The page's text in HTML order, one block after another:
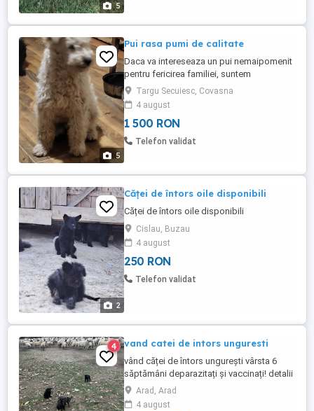
5
5
Pui rasa pumi de calitate
Daca va intereseaza un pui nemaipomenit
pentru fericirea familiei, suntem
disponibili inca patru baieti. Carnet de
sanatate la zi, chip, parinti cu pedigree din
Ungaria. Numai la casa pariculara, fara
lant sau cusca.
Targu Secuiesc, Covasna
4 august
1 500 RON
Telefon validat
2
Căței de întors oile disponibili
Căței de întors oile disponibili
Cislau, Buzau
4 august
250 RON
Telefon validat
4 vand catei de intors unguresti
vând căței de întors ungurești vârsta 6
săptămâni deparazitați și vaccinați! detalii
la telefon
Arad, Arad
4 august